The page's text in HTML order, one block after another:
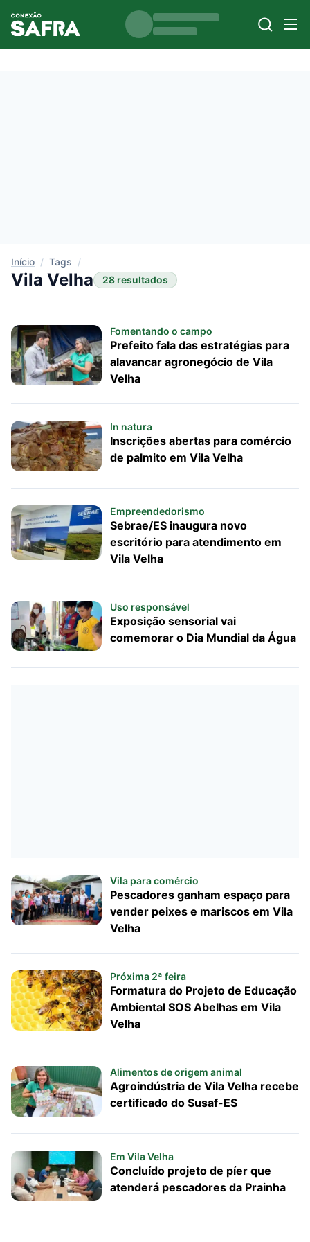
Início / Tags /
Vila Velha 28 resultados
Fomentando o campo
Prefeito fala das estratégias para
alavancar agronegócio de Vila
Velha
In natura
Inscrições abertas para comércio
de palmito em Vila Velha
Empreendedorismo
Sebrae/ES inaugura novo
escritório para atendimento em
Vila Velha
Uso responsável
Exposição sensorial vai
comemorar o Dia Mundial da Água
Vila para comércio
Pescadores ganham espaço para
vender peixes e mariscos em Vila
Velha
Próxima 2ª feira
Formatura do Projeto de Educação
Ambiental SOS Abelhas em Vila
Velha
Alimentos de origem animal
Agroindústria de Vila Velha recebe
certificado do Susaf-ES
Em Vila Velha
Concluído projeto de píer que
atenderá pescadores da Prainha